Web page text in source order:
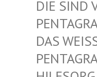
SIND
WEISSE
AGRAMM